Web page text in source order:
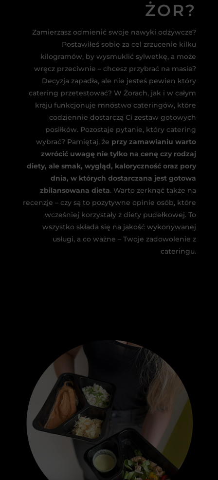
ŻOR?
Zamierzasz odmienić swoje nawyki odżywcze?
Postawiłeś sobie za cel zrzucenie kilku
kilogramów, by wysmuklić sylwetkę, a może
wręcz przeciwnie – chcesz przybrać na masie?
Decyzja zapadła, ale nie jesteś pewien który
catering przetestować? W Żorach, jak i w całym
kraju funkcjonuje mnóstwo cateringów, które
codziennie dostarczą Ci zestaw gotowych
posiłków. Pozostaje pytanie, który catering
wybrać? Pamiętaj, że przy zamawianiu warto
zwrócić uwagę nie tylko na cenę czy rodzaj
diety, ale smak, wygląd, kaloryczność oraz pory
dnia, w których dostarczana jest gotowa
zbilansowana dieta. Warto zerknąć także na
recenzje – czy są to pozytywne opinie osób, które
wcześniej korzystały z diety pudełkowej. To
wszystko składa się na jakość wykonywanej
usługi, a co ważne – Twoje zadowolenie z
cateringu.